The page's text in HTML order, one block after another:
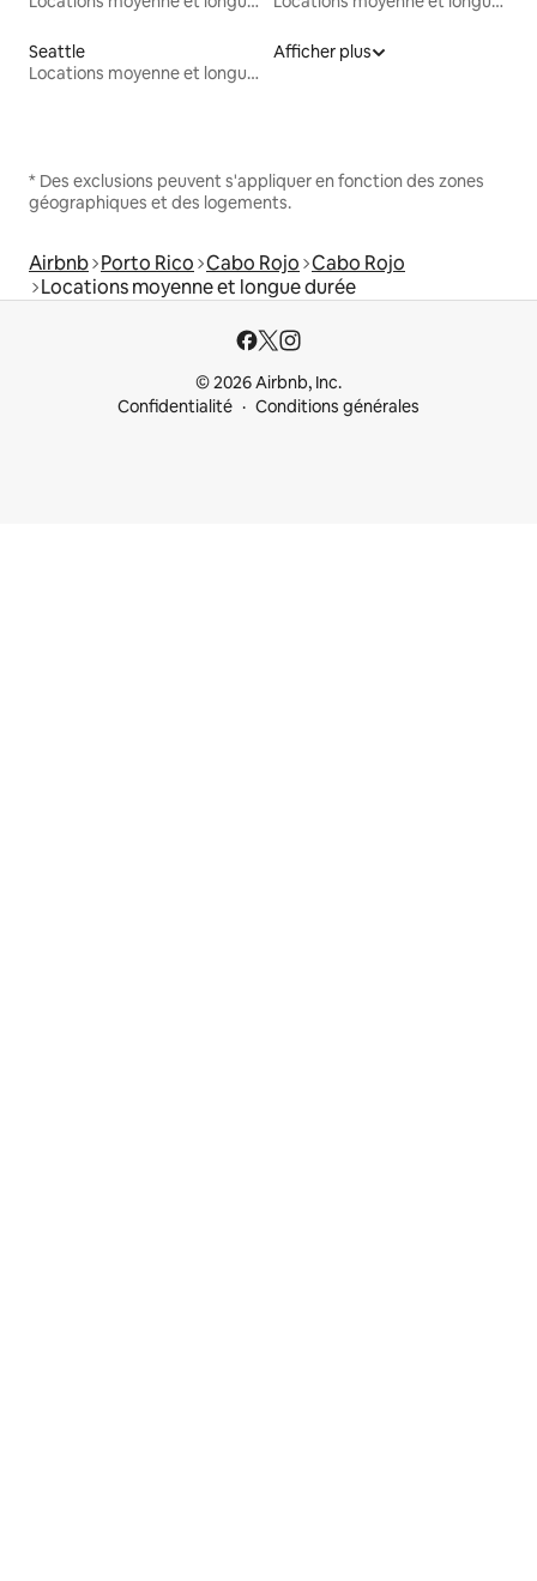
Seattle
Locations moyenne et longue durée
Afficher plus
* Des exclusions peuvent s'appliquer en fonction des zones
géographiques et des logements.
Airbnb Porto Rico Cabo Rojo Cabo Rojo
Locations moyenne et longue durée
© 2026 Airbnb, Inc.
Confidentialité
Conditions générales